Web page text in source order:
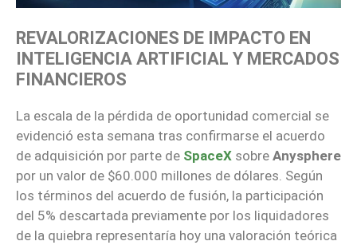
REVALORIZACIONES DE IMPACTO EN
INTELIGENCIA ARTIFICIAL Y MERCADOS
FINANCIEROS
La escala de la pérdida de oportunidad comercial se
evidenció esta semana tras confirmarse el acuerdo
de adquisición por parte de SpaceX sobre Anysphere
por un valor de $60.000 millones de dólares. Según
los términos del acuerdo de fusión, la participación
del 5% descartada previamente por los liquidadores
de la quiebra representaría hoy una valoración teórica